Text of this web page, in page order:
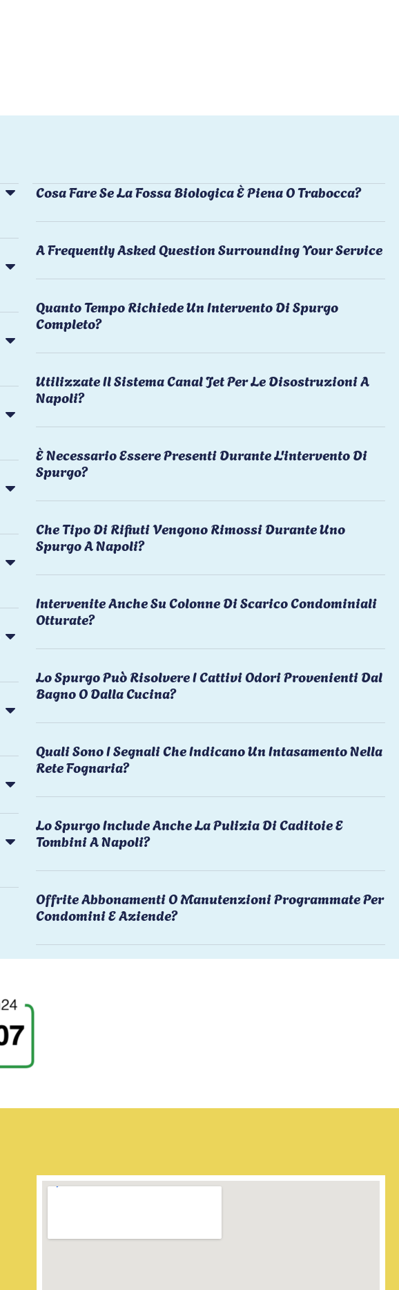
Cosa Fare Se La Fossa Biologica È Piena O Trabocca?
A Frequently Asked Question Surrounding Your Service
Quanto Tempo Richiede Un Intervento Di Spurgo
Completo?
Utilizzate Il Sistema Canal Jet Per Le Disostruzioni A
Napoli?
È Necessario Essere Presenti Durante L'intervento Di
Spurgo?
Che Tipo Di Rifiuti Vengono Rimossi Durante Uno
Spurgo A Napoli?
Intervenite Anche Su Colonne Di Scarico Condominiali
Otturate?
Lo Spurgo Può Risolvere I Cattivi Odori Provenienti Dal
Bagno O Dalla Cucina?
Quali Sono I Segnali Che Indicano Un Intasamento Nella
Rete Fognaria?
Lo Spurgo Include Anche La Pulizia Di Caditoie E
Tombini A Napoli?
Offrite Abbonamenti O Manutenzioni Programmate Per
Condomini E Aziende?